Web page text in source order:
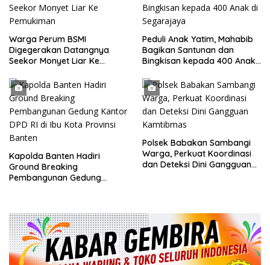
Warga Perum BSMI
Digegerakan Datangnya
Seekor Monyet Liar Ke
Peduli Anak Yatim, Mahabib
Bagikan Santunan dan
Bingkisan kepada 400 Anak
Kapolda Banten Hadiri
Ground Breaking
Pembangunan Gedung
Polsek Babakan Sambangi
Warga, Perkuat Koordinasi
dan Deteksi Dini Gangguan